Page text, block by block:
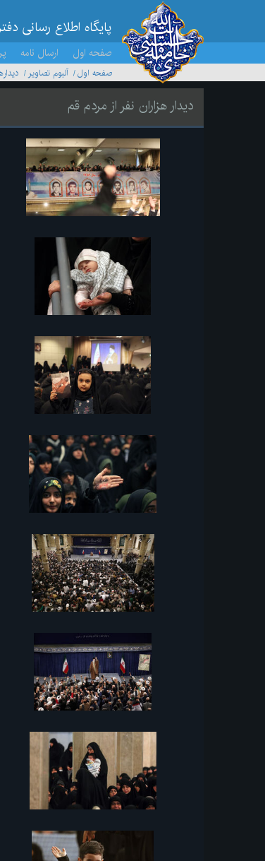
پایگاه اطلاع رسانی
صفحه اول ارسال نامه
صفحه اول آلبوم تصاویر
دیدار هزاران نفر از مردم قم